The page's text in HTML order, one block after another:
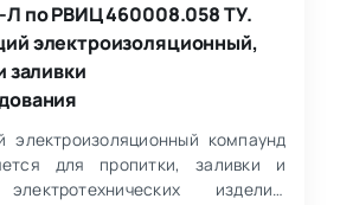
по РВИЦ 460008.058 ТУ.
электроизоляционный,
заливки
электроизоляционный компаунд
для пропитки, заливки и
изделий.